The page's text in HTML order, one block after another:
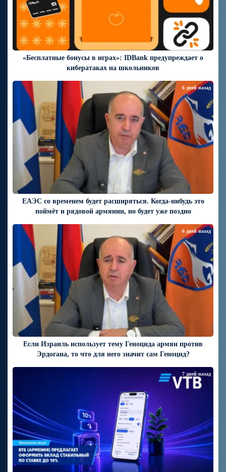
«Бесплатные бонусы в играх»: IDBank предупреждает о
кибератаках на школьников
ЕАЭС со временем будет расширяться. Когда-нибудь это
поймёт и рядовой армянин, но будет уже поздно
6 дней назад
Если Израиль использует тему Геноцида армян против
Эрдогана, то что для него значит сам Геноцид?
6 дней назад
7 дней назад